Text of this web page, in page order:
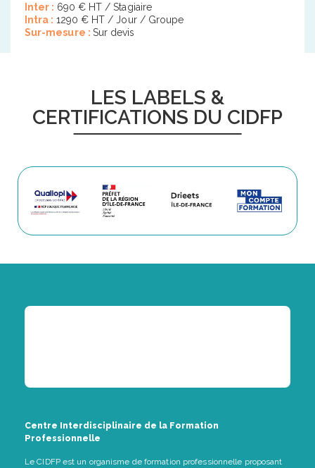
Inter : 690 € HT / Stagiaire
Intra : 1290 € HT / Jour / Groupe
Sur-mesure : Sur devis
LES LABELS &
CERTIFICATIONS DU CIDFP
Centre Interdisciplinaire de la Formation
Professionnelle
Le CIDFP est un organisme de formation professionnelle proposant